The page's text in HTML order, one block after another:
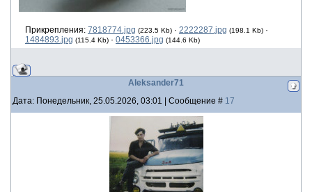
Прикрепления: 7818774.jpg (223.5 Kb) · 2222287.jpg (198.1 Kb) ·
1484893.jpg (115.4 Kb) · 0453366.jpg (144.6 Kb)
Aleksander71
Дата: Понедельник, 25.05.2026, 03:01 | Сообщение # 17